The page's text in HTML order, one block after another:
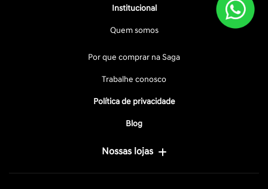
Institucional
Quem somos
Por que comprar na Saga
Trabalhe conosco
Política de privacidade
Blog
Nossas lojas